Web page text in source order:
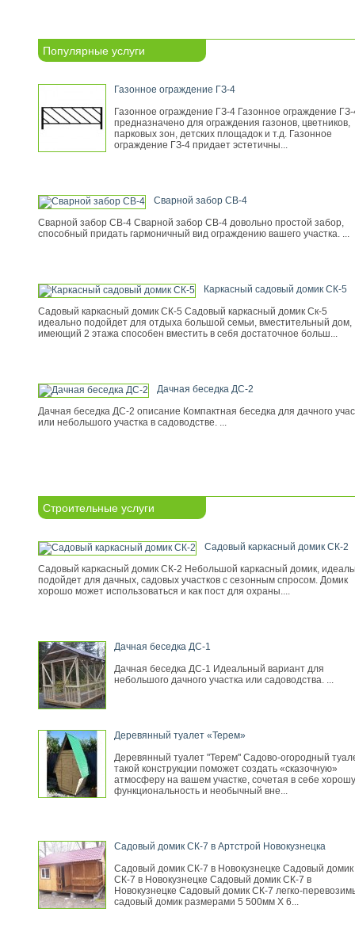
Популярные услуги
Газонное ограждение ГЗ-4
Газонное ограждение ГЗ-4 Газонное ограждение
предназначено для ограждения газонов, цветников,
парковых зон, детских площадок и т.д. Газонное
ограждение ГЗ-4 придает эстетичны...
Сварной забор СВ-4
Сварной забор СВ-4 Сварной забор СВ-4 довольно простой забор,
способный придать гармоничный вид ограждению вашего участка. ...
Каркасный садовый домик СК-5
Садовый каркасный домик СК-5 Садовый каркасный домик Ск-5
идеально подойдет для отдыха большой семьи, вместительный дом,
имеющий 2 этажа способен вместить в себя достаточное больш...
Дачная беседка ДС-2
Дачная беседка ДС-2 описание Компактная беседка для дачного
или небольшого участка в садоводстве. ...
Строительные услуги
Садовый каркасный домик СК-2
Садовый каркасный домик СК-2 Небольшой каркасный домик,
подойдет для дачных, садовых участков с сезонным спросом. Домик
хорошо может использоваться и как пост для охраны....
Дачная беседка ДС-1
Дачная беседка ДС-1 Идеальный вариант для
небольшого дачного участка или садоводства. ...
Деревянный туалет «Терем»
Деревянный туалет "Терем" Садово-огородный
такой конструкции поможет создать «сказочную»
атмосферу на вашем участке, сочетая в себе
функциональность и необычный вне...
Садовый домик СК-7 в Артстрой Новокузнецка
Садовый домик СК-7 в Новокузнецке Садовый домик
СК-7 в Новокузнецке Садовый домик СК-7 в
Новокузнецке Садовый домик СК-7 легко-
садовый домик размерами 5 500мм Х 6...